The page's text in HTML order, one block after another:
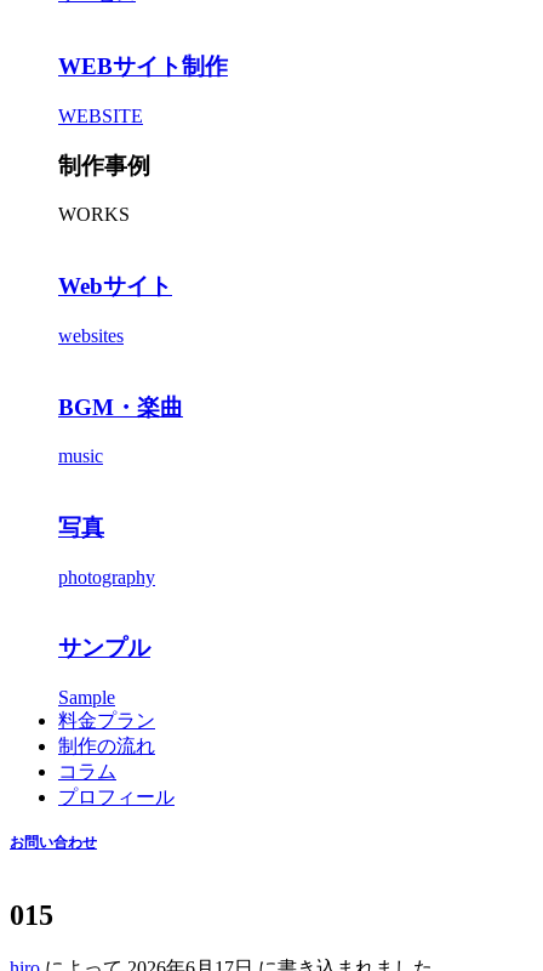
WEBサイト制作
WEBSITE
制作事例
WORKS
Webサイト
websites
BGM・楽曲
music
写真
photography
サンプル
Sample
料金プラン
制作の流れ
コラム
プロフィール
お問い合わせ
015